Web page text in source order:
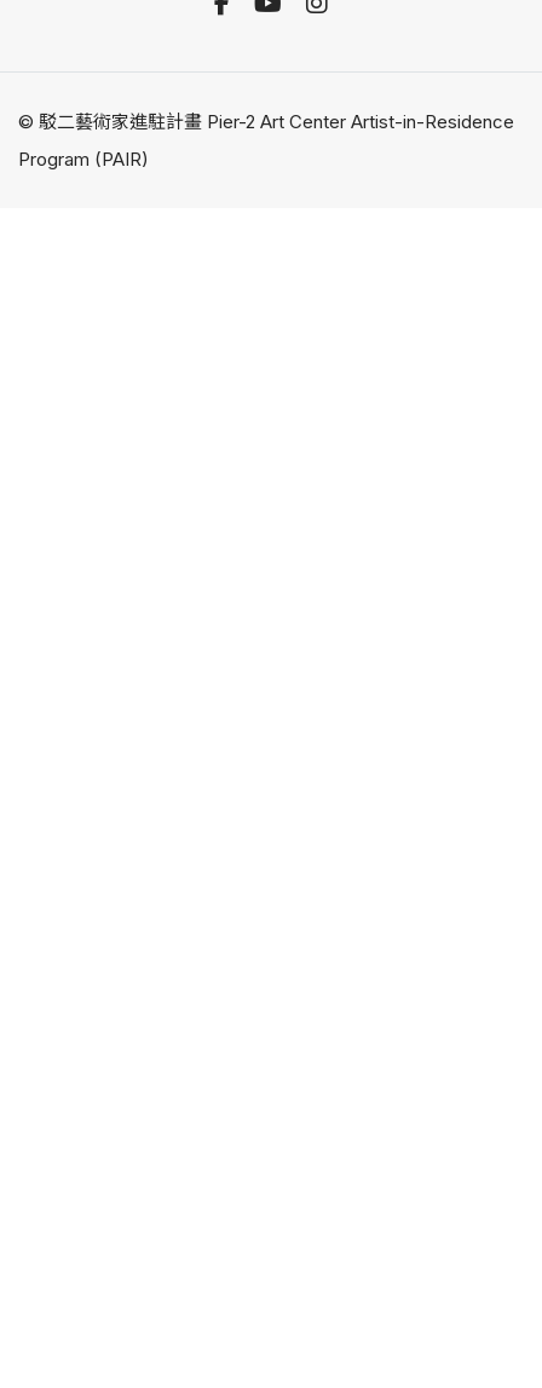
© 駁二藝術家進駐計畫 Pier-2 Art Center Artist-in-Residence
Program (PAIR)